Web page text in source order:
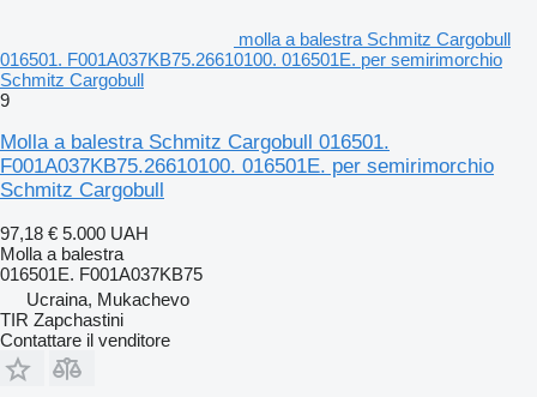
molla a balestra Schmitz Cargobull
016501. F001A037KB75.26610100. 016501E. per semirimorchio
Schmitz Cargobull
9
Molla a balestra Schmitz Cargobull 016501.
F001A037KB75.26610100. 016501E. per semirimorchio
Schmitz Cargobull
97,18 € 5.000 UAH
Molla a balestra
016501E. F001A037KB75
Ucraina, Mukachevo
TIR Zapchastini
Contattare il venditore